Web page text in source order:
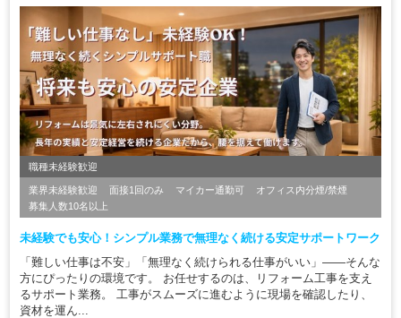
職種未経験歓迎
業界未経験歓迎 面接1回のみ マイカー通勤可
オフィス内分煙/禁煙
募集人数10名以上
未経験でも安心！シンプル業務で無理なく続ける安定サポートワーク
「難しい仕事は不安」「無理なく続けられる仕事がいい」——そんな
方にぴったりの環境です。 お任せするのは、リフォーム工事を支え
るサポート業務。 工事がスムーズに進むように現場を確認したり、
資材を運ん...